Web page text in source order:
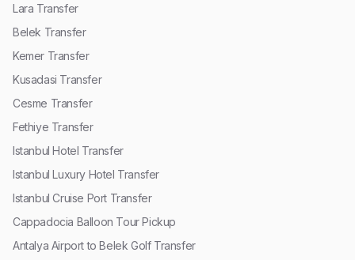
Lara Transfer
Belek Transfer
Kemer Transfer
Kusadasi Transfer
Cesme Transfer
Fethiye Transfer
Istanbul Hotel Transfer
Istanbul Luxury Hotel Transfer
Istanbul Cruise Port Transfer
Cappadocia Balloon Tour Pickup
Antalya Airport to Belek Golf Transfer